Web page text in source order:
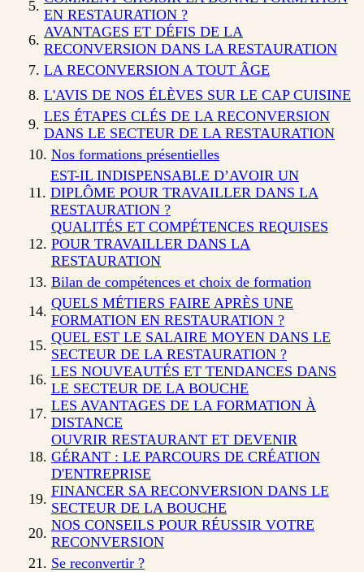
EN RESTAURATION ?
AVANTAGES ET DÉFIS DE LA
RECONVERSION DANS LA RESTAURATION
LA RECONVERSION A TOUT ÂGE
L'AVIS DE NOS ÉLÈVES SUR LE CAP CUISINE
LES ÉTAPES CLÉS DE LA RECONVERSION
DANS LE SECTEUR DE LA RESTAURATION
Nos formations présentielles
EST-IL INDISPENSABLE D’AVOIR UN
DIPLÔME POUR TRAVAILLER DANS LA
RESTAURATION ?
QUALITÉS ET COMPÉTENCES REQUISES
POUR TRAVAILLER DANS LA
RESTAURATION
Bilan de compétences et choix de formation
QUELS MÉTIERS FAIRE APRÈS UNE
FORMATION EN RESTAURATION ?
QUEL EST LE SALAIRE MOYEN DANS LE
SECTEUR DE LA RESTAURATION ?
LES NOUVEAUTÉS ET TENDANCES DANS
LE SECTEUR DE LA BOUCHE
LES AVANTAGES DE LA FORMATION À
DISTANCE
OUVRIR RESTAURANT ET DEVENIR
GÉRANT : LE PARCOURS DE CRÉATION
D'ENTREPRISE
FINANCER SA RECONVERSION DANS LE
SECTEUR DE LA BOUCHE
NOS CONSEILS POUR RÉUSSIR VOTRE
RECONVERSION
Se reconvertir ?